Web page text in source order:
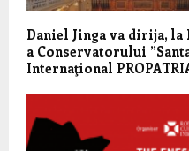
Daniel Jinga va dirija, la
a Conservatorului
Internaţional